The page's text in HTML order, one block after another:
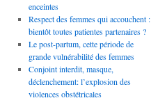
enceintes
Respect des femmes qui accouchent :
bientôt toutes patientes partenaires ?
Le post-partum, cette période de
grande vulnérabilité des femmes
Conjoint interdit, masque,
déclenchement: l’explosion des
violences obstétricales